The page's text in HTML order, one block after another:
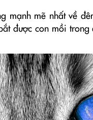
mạnh mẽ nhất về
được con mồi